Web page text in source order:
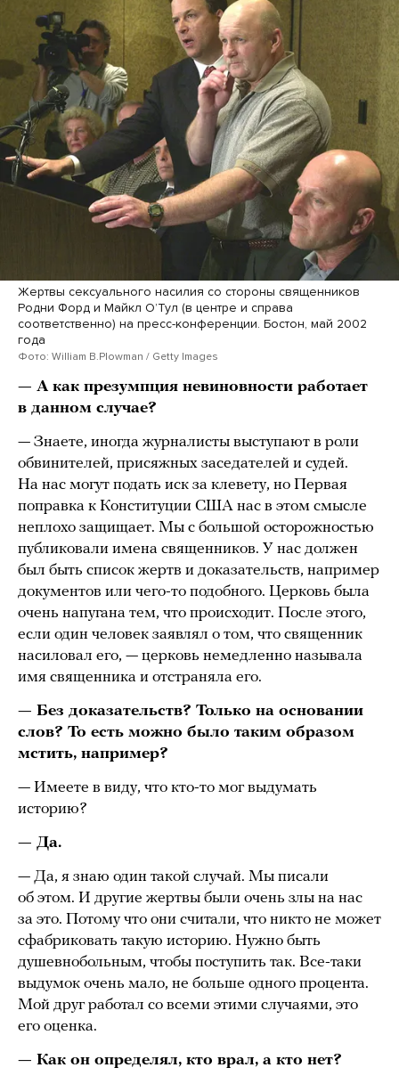
Жертвы сексуального насилия со стороны священников
Родни Форд и Майкл ОʼТул (в центре и справа
соответственно) на пресс-конференции. Бостон, май 2002
года
Фото: William B.Plowman / Getty Images
— А как презумпция невиновности работает
в данном случае?
— Знаете, иногда журналисты выступают в роли
обвинителей, присяжных заседателей и судей.
На нас могут подать иск за клевету, но Первая
поправка к Конституции США нас в этом смысле
неплохо защищает. Мы с большой осторожностью
публиковали имена священников. У нас должен
был быть список жертв и доказательств, например
документов или чего-то подобного. Церковь была
очень напугана тем, что происходит. После этого,
если один человек заявлял о том, что священник
насиловал его, — церковь немедленно называла
имя священника и отстраняла его.
— Без доказательств? Только на основании
слов? То есть можно было таким образом
мстить, например?
— Имеете в виду, что кто-то мог выдумать
историю?
— Да.
— Да, я знаю один такой случай. Мы писали
об этом. И другие жертвы были очень злы на нас
за это. Потому что они считали, что никто не может
сфабриковать такую историю. Нужно быть
душевнобольным, чтобы поступить так. Все-таки
выдумок очень мало, не больше одного процента.
Мой друг работал со всеми этими случаями, это
его оценка.
— Как он определял, кто врал, а кто нет?